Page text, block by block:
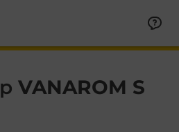
VANAROM S